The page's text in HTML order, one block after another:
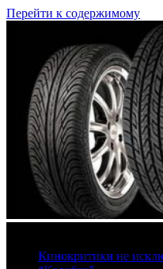
Перейти к содержимому
Кинокритики не